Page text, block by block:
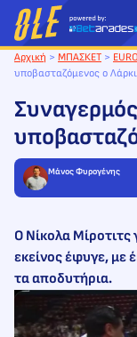
Μετάβαση
στο
περιεχόμενο
Αρχική > ΜΠΑΣΚΕΤ >
υποβασταζόμενος ο
Μάνος Φυρογένης
Ο Νίκολα Μίροτιτς
εκείνος έφυγε, με
τα αποδυτήρια.